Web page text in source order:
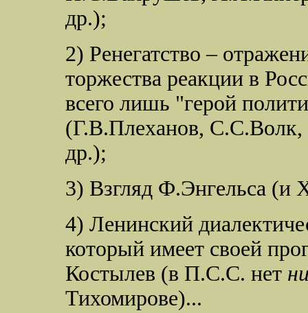
др.);
2) Ренегатство –
торжества реакции в
всего лишь "герой
(Г.В.Плеханов,
др.);
3) Взгляд Ф.Энгельса (и
4) Ленинский
который имеет своей
Костылев (в П.С.С. нет
Тихомирове)...